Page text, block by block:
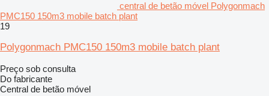
central de betão móvel Polygonmach
PMC150 150m3 mobile batch plant
19
Polygonmach PMC150 150m3 mobile batch plant
Preço sob consulta
Do fabricante
Central de betão móvel